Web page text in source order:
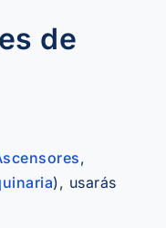
de
,
), usarás